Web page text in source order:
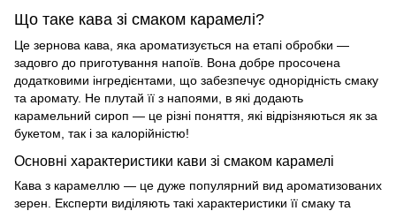
Що таке кава зі смаком карамелі?
Це зернова кава, яка ароматизується на етапі обробки —
задовго до приготування напоїв. Вона добре просочена
додатковими інгредієнтами, що забезпечує однорідність смаку
та аромату. Не плутай її з напоями , в які додають
карамельний сироп — це різні поняття, які відрізняються як за
букетом, так і за калорійністю!
Основні характеристики кави зі смаком карамелі
Кава з карамеллю — це дуже популярний вид ароматизованих
зерен . Експерти виділяють такі характеристики її смаку та